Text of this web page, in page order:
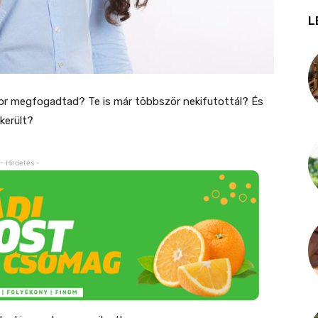
megfogadtad? Te is már többször nekifutottál? És
- Hirdetés -